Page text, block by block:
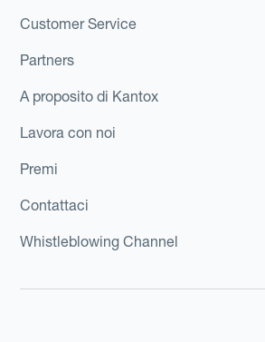
Customer Service
Partners
A proposito di Kantox
Lavora con noi
Premi
Contattaci
Whistleblowing Channel